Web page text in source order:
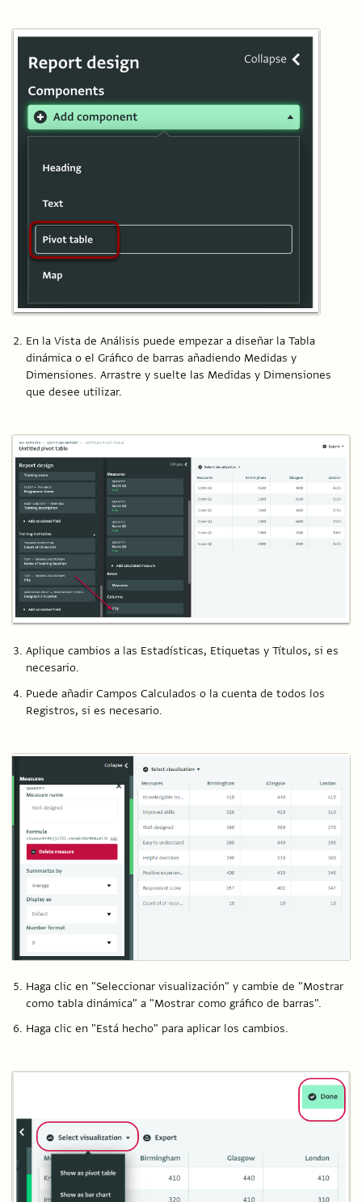
En la Vista de Análisis puede empezar a diseñar la Tabla
dinámica o el Gráfico de barras añadiendo Medidas y
Dimensiones. Arrastre y suelte las Medidas y Dimensiones
que desee utilizar.
Aplique cambios a las Estadísticas, Etiquetas y Títulos, si es
necesario.
Puede añadir Campos Calculados o la cuenta de todos los
Registros, si es necesario.
Haga clic en "Seleccionar visualización" y cambie de "Mostrar
como tabla dinámica" a "Mostrar como gráfico de barras".
Haga clic en "Está hecho" para aplicar los cambios.